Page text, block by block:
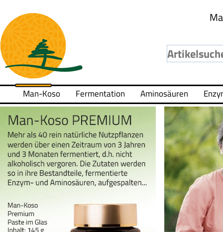
Man-Koso Fermentation Aminosäuren